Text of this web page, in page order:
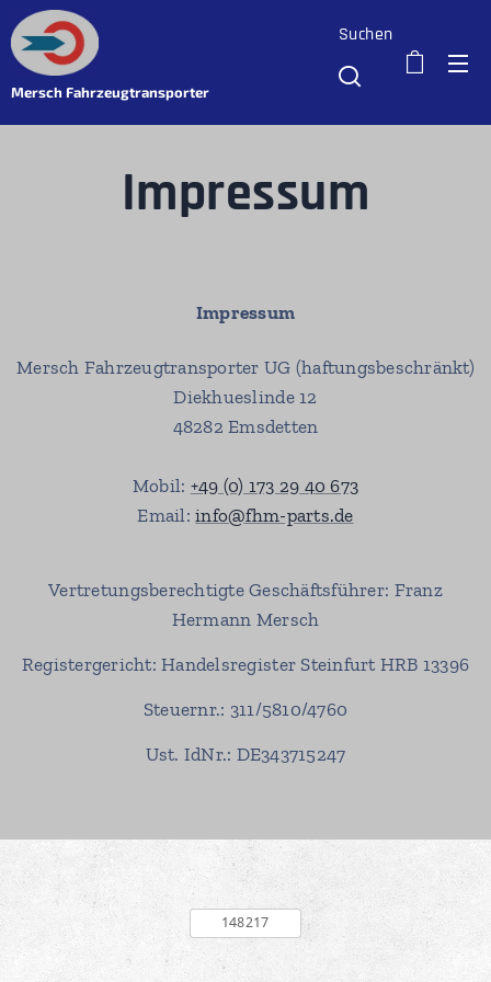
Mersch Fahrzeugtransporter
Suchen
Impressum
Impressum
Mersch Fahrzeugtransporter UG (haftungsbeschränkt)
Diekhueslinde 12
48282 Emsdetten
Mobil: +49 (0) 173 29 40 673
Email:info@fhm-parts.de
Vertretungsberechtigte Geschäftsführer: Franz
Hermann Mersch
Registergericht: Handelsregister Steinfurt HRB 13396
Steuernr.: 311/5810/4760
Ust. IdNr.: DE343715247